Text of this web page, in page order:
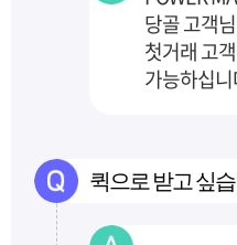
당골 고객
첫거래 고
가능하십
퀵으로 받고 싶